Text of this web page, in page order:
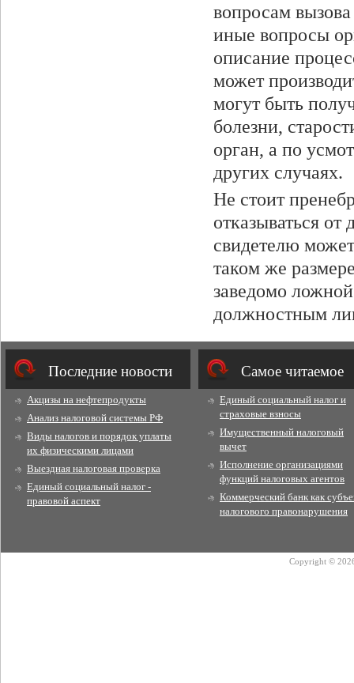
вопросам
иные вопросы
описание
может
могут быть
болезни,
орган, а по
других случаях.
Не стоит
отказываться
свидетелю
таком же
заведомо
должностным
Последние новости
Акцизы на нефтепродукты
Анализ налоговой системы РФ
Виды налогов и порядок уплаты
их физическими лицами
Выездная налоговая проверка
Единый социальный налог -
правовой аспект
Cамое читаемое
Единый социальный налог и
страховые взносы
Имущественный налоговый
вычет
Исполнение организациями
функций налоговых агентов
Коммерческий банк как
налогового правонарушения
Copyright ©